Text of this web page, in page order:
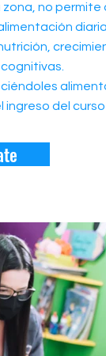
no
ingreso del curso